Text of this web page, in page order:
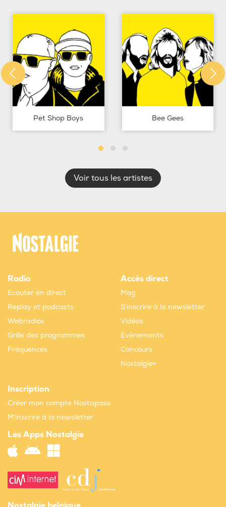
Pet Shop Boys Bee Gees
Voir tous les artistes
Radio
Ecouter en direct
Replay et podcasts
Webradios
Grille des programmes
Fréquences
Accès direct
Mag
S'inscrire à la newsletter
Vidéos
Evènements
Concours
Nostalgie+
Inscription
Créer mon compte Nostapass
M'inscrire à la newsletter
Les Apps Nostalgie